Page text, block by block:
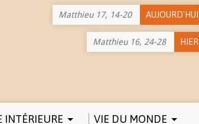
Matthieu 17, 14-20 AUJOURD'HUI
Matthieu 16, 24-28 HIER
INTÉRIEURE VIE DU MONDE